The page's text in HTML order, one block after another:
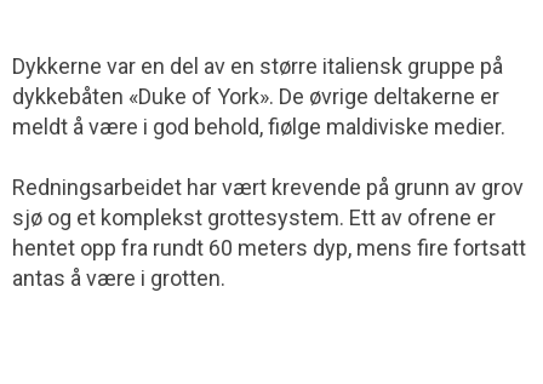
Dykkerne var en del av en større italiensk gruppe på
dykkebåten «Duke of York». De øvrige deltakerne er
meldt å være i god behold, fiølge maldiviske medier.
Redningsarbeidet har vært krevende på grunn av grov
sjø og et komplekst grottesystem. Ett av ofrene er
hentet opp fra rundt 60 meters dyp, mens fire fortsatt
antas å være i grotten.